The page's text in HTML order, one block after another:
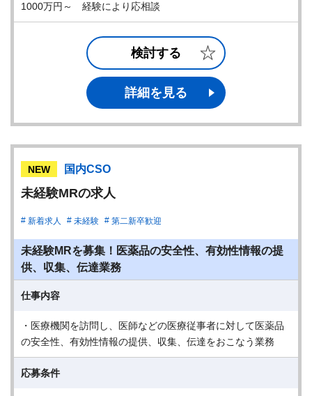
1000万円～ 経験により応相談
検討する
詳細を見る
NEW 国内CSO
未経験MRの求人
新着求人 未経験 第二新卒歓迎
未経験MRを募集！医薬品の安全性、有効性情報の提
供、収集、伝達業務
仕事内容
・医療機関を訪問し、医師などの医療従事者に対して医薬品
の安全性、有効性情報の提供、収集、伝達をおこなう業務
応募条件